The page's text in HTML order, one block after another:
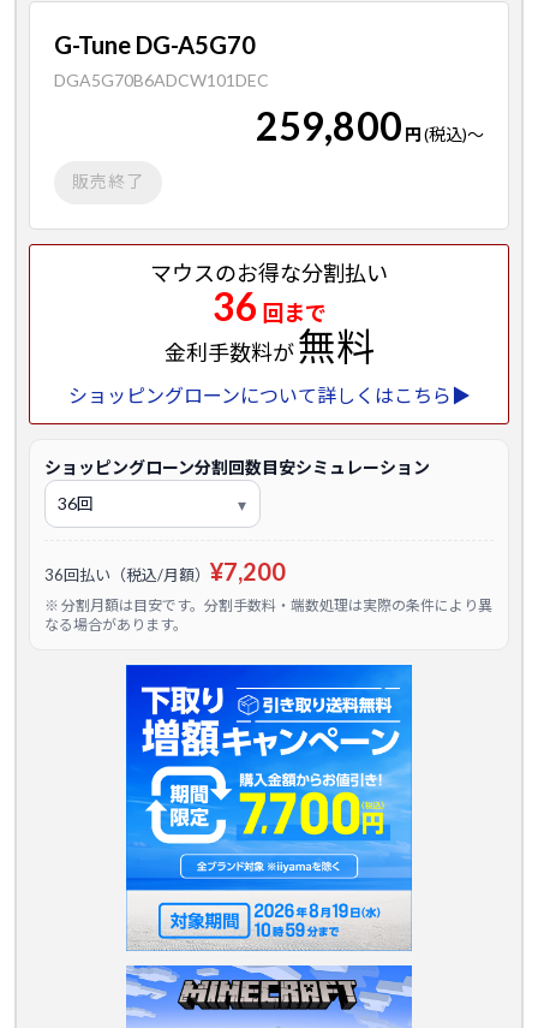
G-Tune DG-A5G70
DGA5G70B6ADCW101DEC
259,800 円(税込)～
販売終了
マウスのお得な分割払い
36 回まで
金利手数料が無料
ショッピングローンについて詳しくはこちら▶
ショッピングローン分割回数目安シミュレーション
36回払い（税込/月額） ¥7,200
※ 分割月額は目安です。分割手数料・端数処理は実際の条件により異
なる場合があります。